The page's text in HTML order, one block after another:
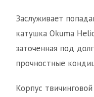
Заслуживает
катушка Okuma
заточенная под
прочностные
Корпус